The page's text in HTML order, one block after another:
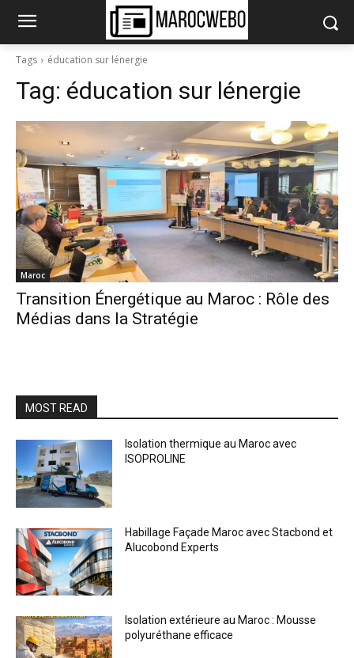
Tags éducation sur lénergie
Tag: éducation sur lénergie
Maroc
Transition Énergétique au Maroc : Rôle des
Médias dans la Stratégie
MOST READ
Isolation thermique au Maroc avec
ISOPROLINE
Habillage Façade Maroc avec Stacbond et
Alucobond Experts
Isolation extérieure au Maroc : Mousse
polyuréthane efficace